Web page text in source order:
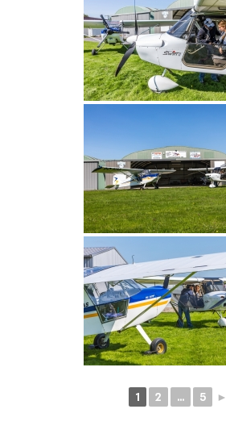
1 2 ... 5 ►